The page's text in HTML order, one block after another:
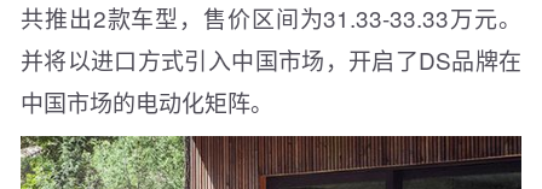
共推出2款车型，售价区间为31.33-33.33万元。
并将以进口方式引入中国市场，开启了DS品牌在
中国市场的电动化矩阵。